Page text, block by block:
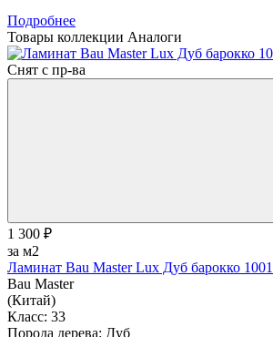
Подробнее
Товары коллекции Аналоги
Снят с пр-ва
1 300 ₽
за м2
Ламинат Bau Master Lux Дуб барокко 1001
Bau Master
(Китай)
Класс: 33
Порода дерева: Дуб